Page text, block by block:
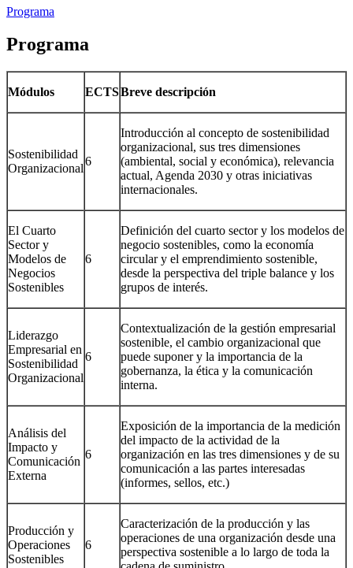
Programa
Programa
Módulos ECTSBreve descripción
Sostenibilidad
Organizacional
6
Introducción al concepto de sostenibilidad
organizacional, sus tres dimensiones
(ambiental, social y económica), relevancia
actual, Agenda 2030 y otras iniciativas
internacionales.
El Cuarto
Sector y
Modelos de
Negocios
Sostenibles
6
Definición del cuarto sector y los modelos de
negocio sostenibles, como la economía
circular y el emprendimiento sostenible,
desde la perspectiva del triple balance y los
grupos de interés.
Liderazgo
Empresarial en
Sostenibilidad
Organizacional
6
Contextualización de la gestión empresarial
sostenible, el cambio organizacional que
puede suponer y la importancia de la
gobernanza, la ética y la comunicación
interna.
Análisis del
Impacto y
Comunicación
Externa
6
Exposición de la importancia de la medición
del impacto de la actividad de la
organización en las tres dimensiones y de su
comunicación a las partes interesadas
(informes, sellos, etc.)
Producción y
Operaciones
Sostenibles
6
Caracterización de la producción y las
operaciones de una organización desde una
perspectiva sostenible a lo largo de toda la